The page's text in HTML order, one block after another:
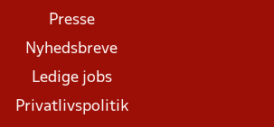
Presse
Nyhedsbreve
Ledige jobs
Privatlivspolitik